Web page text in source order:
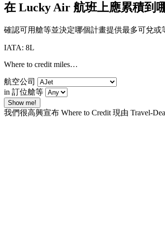
在 Lucky Air 航班上應累積到
確認可用艙等並決定哪個計畫提供最多可兌或
IATA: 8L
Where to credit miles…
航空公司
in 訂位艙等
Show me!
我們很高興宣布 Where to Credit 現由 Travel-